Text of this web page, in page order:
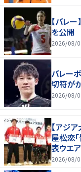
【バレ
を公開
2026/08/
バレー
切符が
2026/08/
【アジ
屋松恋
表ウエ
2026/08/